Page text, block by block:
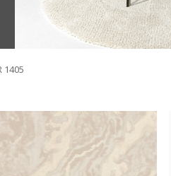
1405